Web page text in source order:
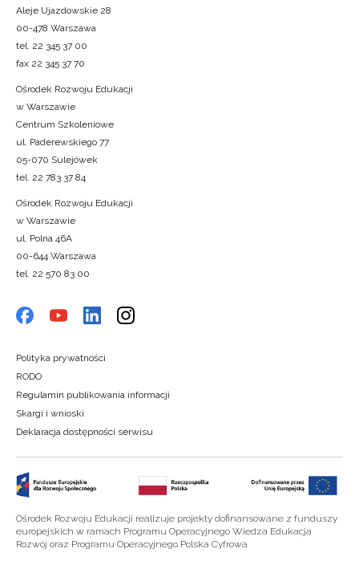
Aleje Ujazdowskie 28
00-478 Warszawa
tel. 22 345 37 00
fax 22 345 37 70
Ośrodek Rozwoju Edukacji
w Warszawie
Centrum Szkoleniowe
ul. Paderewskiego 77
05-070 Sulejówek
tel. 22 783 37 84
Ośrodek Rozwoju Edukacji
w Warszawie
ul. Polna 46A
00-644 Warszawa
tel. 22 570 83 00
Polityka prywatności
RODO
Regulamin publikowania informacji
Skargi i wnioski
Deklaracja dostępności serwisu
Ośrodek Rozwoju Edukacji realizuje projekty dofinansowane z funduszy
europejskich w ramach Programu Operacyjnego Wiedza Edukacja
Rozwój oraz Programu Operacyjnego Polska Cyfrowa